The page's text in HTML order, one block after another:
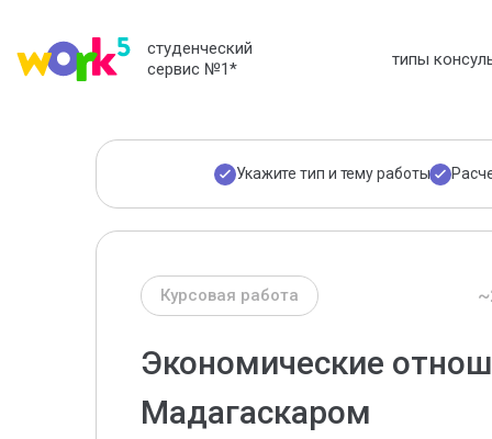
студенческий
сервис №1* типы
Укажите тип и тему работы
Курсовая работа
Экономические
Мадагаскаром